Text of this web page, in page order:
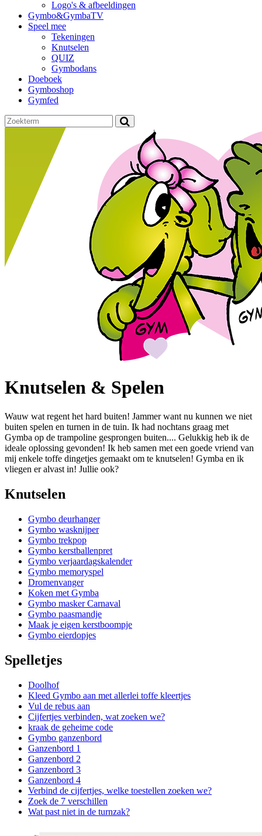
Logo's & afbeeldingen
Gymbo&GymbaTV
Speel mee
Tekeningen
Knutselen
QUIZ
Gymbodans
Doeboek
Gymboshop
Gymfed
Knutselen & Spelen
Wauw wat regent het hard buiten! Jammer want nu kunnen we niet
buiten spelen en turnen in de tuin. Ik had nochtans graag met
Gymba op de trampoline gesprongen buiten.... Gelukkig heb ik de
ideale oplossing gevonden! Ik heb samen met een goede vriend van
mij enkele toffe dingetjes gemaakt om te knutselen! Gymba en ik
vliegen er alvast in! Jullie ook?
Knutselen
Gymbo deurhanger
Gymbo wasknijper
Gymbo trekpop
Gymbo kerstballenpret
Gymbo verjaardagskalender
Gymbo memoryspel
Dromenvanger
Koken met Gymba
Gymbo masker Carnaval
Gymbo paasmandje
Maak je eigen kerstboompje
Gymbo eierdopjes
Spelletjes
Doolhof
Kleed Gymbo aan met allerlei toffe kleertjes
Vul de rebus aan
Cijfertjes verbinden, wat zoeken we?
kraak de geheime code
Gymbo ganzenbord
Ganzenbord 1
Ganzenbord 2
Ganzenbord 3
Ganzenbord 4
Verbind de cijfertjes, welke toestellen zoeken we?
Zoek de 7 verschillen
Wat past niet in de turnzak?